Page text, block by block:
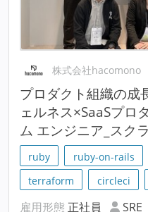
株式会社hacomono
プロダクト組織の成
ェルネス×SaaSプロ
ム エンジニア_スク
ruby ruby-on-rails
terraform
circleci
雇用形態 正社員 SRE